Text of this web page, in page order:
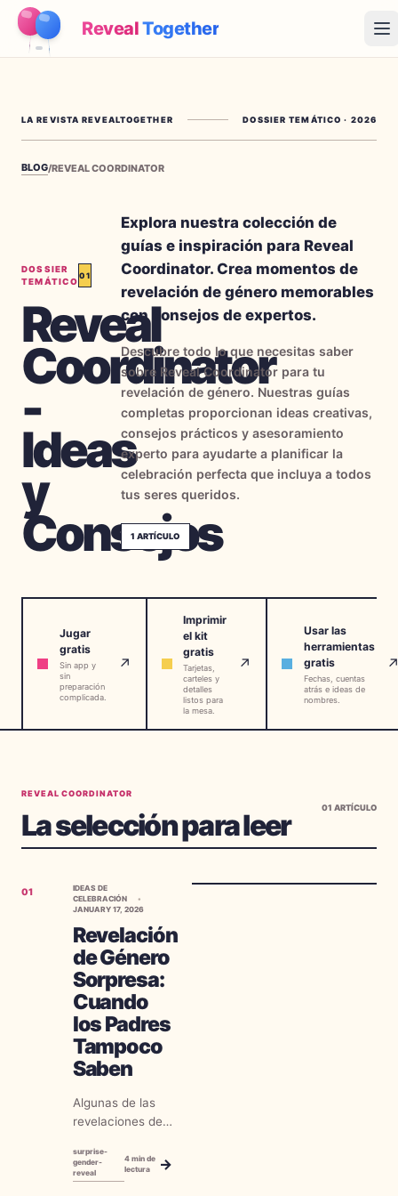
RevealTogether
Demo
Juegos
Precios
Planear la fiesta
Juegos, imprimibles e ideas prácticas gratis
Kit imprimible gratis
Herramientas Gratis 5
Temas
Iniciar Sesión
Comenzar
🇺🇸EN 🇫🇷 🇪🇸ES
LA REVISTA REVEALTOGETHER DOSSIER TEMÁTICO · 2026
BLOG/REVEAL COORDINATOR
DOSSIER
TEMÁTICO
01
Reveal
Coordinator
-
Ideas
y
Consejos
Explora nuestra colección de
guías e inspiración para Reveal
Coordinator. Crea momentos de
revelación de género memorables
con consejos de expertos.
Descubre todo lo que necesitas saber
sobre Reveal Coordinator para tu
revelación de género. Nuestras guías
completas proporcionan ideas creativas,
consejos prácticos y asesoramiento
experto para ayudarte a planificar la
celebración perfecta que incluya a todos
tus seres queridos.
1 ARTÍCULO
Jugar
gratis
Sin app y
sin
preparación
complicada.
↗
Imprimir
el kit
gratis
Tarjetas,
carteles y
detalles
listos para
la mesa.
↗
Usar las
herramientas
gratis
Fechas, cuentas
atrás e ideas de
nombres.
REVEAL COORDINATOR
La selección para leer
01 ARTÍCULO
01
IDEAS DE
CELEBRACIÓN
JANUARY 17, 2026
Revelación
de Género
Sorpresa:
Cuando
los Padres
Tampoco
Saben
Algunas de las
revelaciones de
emotivas
suceden cuando
surprise-
gender-
reveal
4 min de
lectura
→